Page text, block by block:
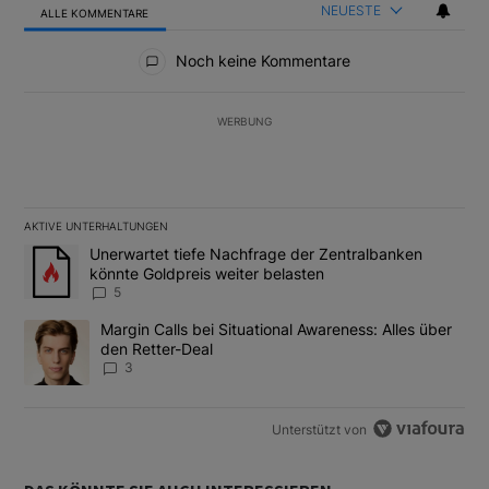
ALLE KOMMENTARE NEUESTE
Noch keine Kommentare
WERBUNG
AKTIVE UNTERHALTUNGEN
Das Folgende ist eine Liste der am meisten kommentierten
Ein Trendartikel mit dem Titel "Unerwartet tiefe Nachfrage der
Unerwartet tiefe Nachfrage der Zentralbanken
könnte Goldpreis weiter belasten
5
Ein Trendartikel mit dem Titel "Margin Calls bei Situational
Margin Calls bei Situational Awareness: Alles über
den Retter-Deal
3
Unterstützt von